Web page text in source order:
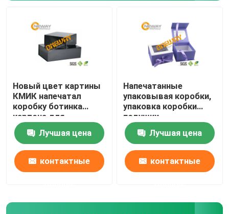
Новый цвет картины
КМИК напечатал
коробку ботинка
картона для
розницы/коробок
одежды упаковывая
Лучшая цена
контактные
Напечатанные
упаковывая коробки,
упаковка коробки
подушки
изготовленной на
заказ печати
пластиковая с
прозрачным окном
Лучшая цена
контактные